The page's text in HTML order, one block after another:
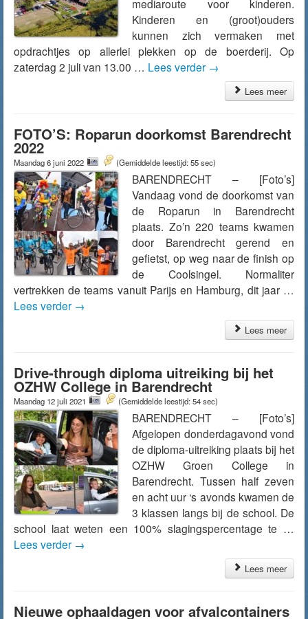
mediaroute voor kinderen.
Kinderen en (groot)ouders
kunnen zich vermaken met
opdrachtjes op allerlei plekken op de boerderij. Op
zaterdag 2 juli van 13.00 … Lees verder →
Lees meer
FOTO’S: Roparun doorkomst Barendrecht
2022
Maandag 6 juni 2022 (Gemiddelde leestijd: 55 sec)
BARENDRECHT – [Foto’s]
Vandaag vond de doorkomst van
de Roparun in Barendrecht
plaats. Zo’n 220 teams kwamen
door Barendrecht gerend en
gefietst, op weg naar de finish op
de Coolsingel. Normaliter
vertrekken de teams vanuit Parijs en Hamburg, dit jaar …
Lees verder →
Lees meer
Drive-through diploma uitreiking bij het
OZHW College in Barendrecht
Maandag 12 juli 2021 (Gemiddelde leestijd: 54 sec)
BARENDRECHT – [Foto’s]
Afgelopen donderdagavond vond
de diploma-uitreiking plaats bij het
OZHW Groen College in
Barendrecht. Tussen half zeven
en acht uur ‘s avonds kwamen de
3 klassen langs bij de school. De
school laat weten een 100% slagingspercentage te …
Lees verder →
Lees meer
Nieuwe ophaaldagen voor afvalcontainers